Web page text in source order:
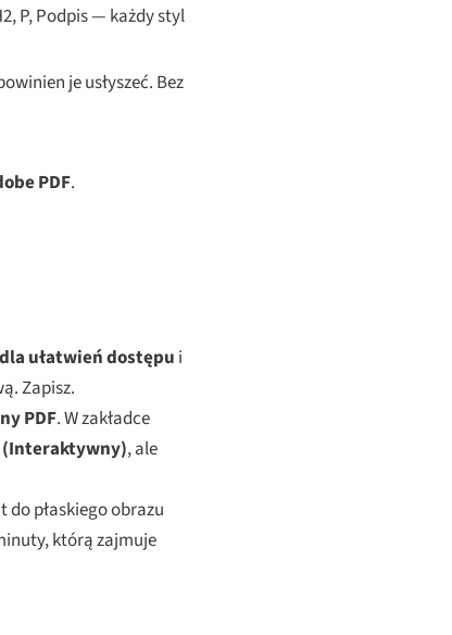
P, Podpis — każdy styl
je usłyszeć. Bez
PDF.
ułatwień dostępu i
Zapisz.
PDF. W zakładce
(Interaktywny), ale
do płaskiego obrazu
którą zajmuje